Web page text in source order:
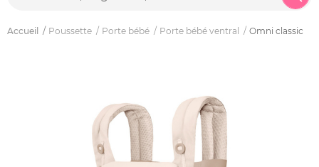
Accueil Poussette Porte bébé Porte bébé ventral Omni classic